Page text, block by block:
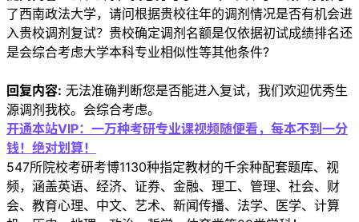
了西南政法大学，请问根据贵校往年的调剂情况是否有机会进
入贵校调剂复试？贵校确定调剂名额是仅依据初试成绩排名还
是会综合考虑大学本科专业相似性等其他条件?
回复内容: 无法准确判断您是否能进入复试，我们欢迎优秀生
源调剂我校。会综合考虑。
开通本站VIP：一万种考研专业课视频随便看，每本不到一分
钱！绝对划算！
547所院校考研考博1130种指定教材的千余种配套题库、视
频，涵盖英语、经济、证券、金融、理工、管理、社会、财
会、教育心理、中文、艺术、新闻传播、法学、医学、计算